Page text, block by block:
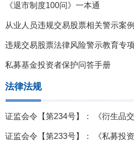
《退市制度100问》一本通
从业人员违规交易股票相关警示案例
私募基金投资者保护问答手册
法律法规